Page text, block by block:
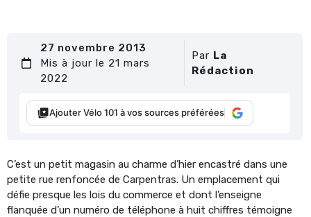
27 novembre 2013
Mis à jour le 21 mars
2022
Par La
Rédaction
Ajouter Vélo 101 à vos sources préférées
C’est un petit magasin au charme d’hier encastré dans une
petite rue renfoncée de Carpentras. Un emplacement qui
défie presque les lois du commerce et dont l’enseigne
flanquée d’un numéro de téléphone à huit chiffres témoigne